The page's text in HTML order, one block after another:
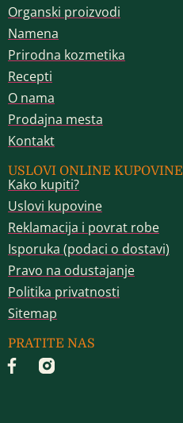
Organski proizvodi
Namena
Prirodna kozmetika
Recepti
O nama
Prodajna mesta
Kontakt
USLOVI ONLINE KUPOVINE
Kako kupiti?
Uslovi kupovine
Reklamacija i povrat robe
Isporuka (podaci o dostavi)
Pravo na odustajanje
Politika privatnosti
Sitemap
PRATITE NAS